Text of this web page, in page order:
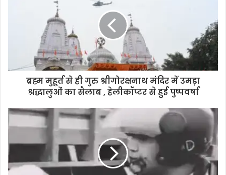
ब्रह्म मुहूर्त से ही गुरु श्रीगोरक्षनाथ मंदिर में उमड़ा
श्रद्धालुओं का सैलाब , हेलीकॉप्टर से हुई पुष्पवर्षा